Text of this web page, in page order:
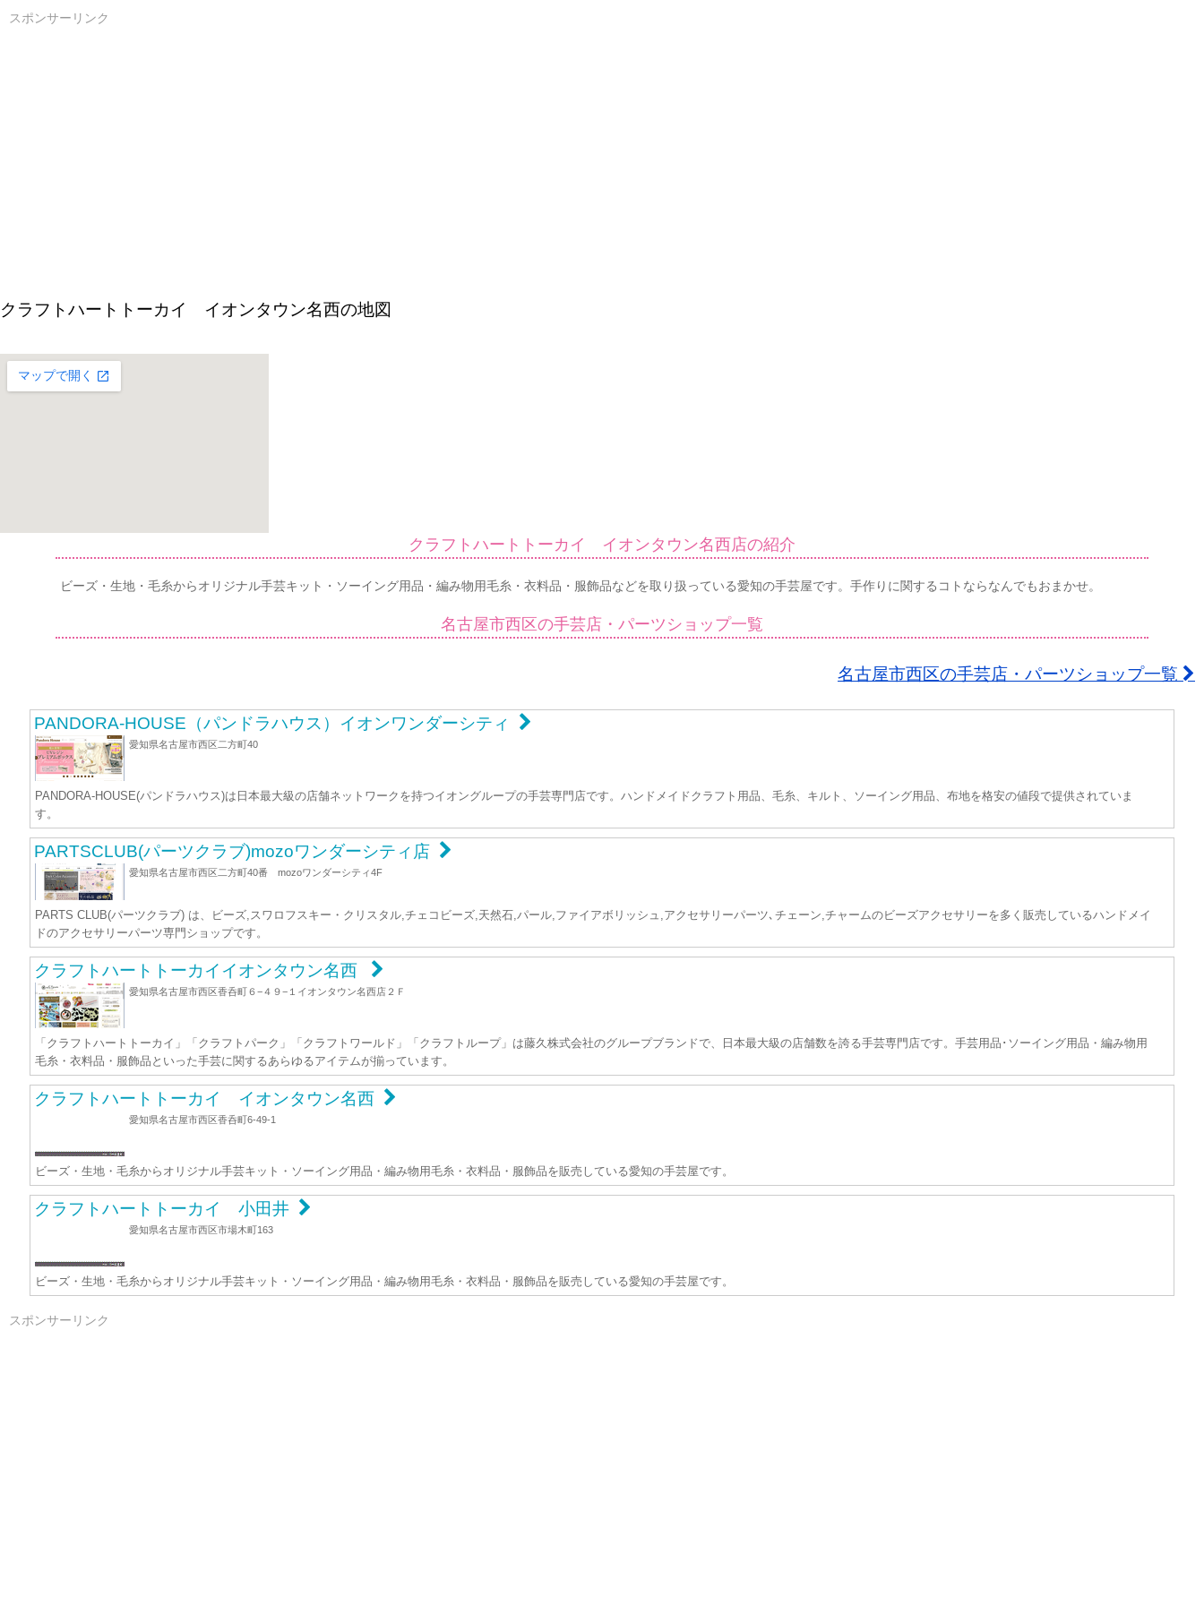
スポンサーリンク
クラフトハートトーカイ イオンタウン名西の地図
クラフトハートトーカイ イオンタウン名西店の紹介
ビーズ・生地・毛糸からオリジナル手芸キット・ソーイング用品・編み物用毛糸・衣料品・服飾品などを取り扱っている愛知の手芸屋です。手作りに関するコトならなんでもおまかせ。
名古屋市西区の手芸店・パーツショップ一覧
名古屋市西区の手芸店・パーツショップ一覧
PANDORA-HOUSE（パンドラハウス）イオンワンダーシティ
愛知県名古屋市西区二方町40
PANDORA-HOUSE(パンドラハウス)は日本最大級の店舗ネットワークを持つイオングループの手芸専門店です。ハンドメイドクラフト用品、毛糸、キルト、ソーイング用品、布地を格安の値段で提供されていま
す。
PARTSCLUB(パーツクラブ)mozoワンダーシティ店
愛知県名古屋市西区二方町40番 mozoワンダーシティ4F
PARTS CLUB(パーツクラブ) は、ビーズ,スワロフスキー・クリスタル,チェコビーズ,天然石,パール,ファイアボリッシュ,アクセサリーパーツ､チェーン,チャームのビーズアクセサリーを多く販売しているハンドメイ
ドのアクセサリーパーツ専門ショップです。
クラフトハートトーカイイオンタウン名西
愛知県名古屋市西区香呑町６−４９−１イオンタウン名西店２Ｆ
「クラフトハートトーカイ」「クラフトパーク」「クラフトワールド」「クラフトループ」は藤久株式会社のグループブランドで、日本最大級の店舗数を誇る手芸専門店です。手芸用品･ソーイング用品・編み物用
毛糸・衣料品・服飾品といった手芸に関するあらゆるアイテムが揃っています。
クラフトハートトーカイ イオンタウン名西
愛知県名古屋市西区香呑町6-49-1
ビーズ・生地・毛糸からオリジナル手芸キット・ソーイング用品・編み物用毛糸・衣料品・服飾品を販売している愛知の手芸屋です。
クラフトハートトーカイ 小田井
愛知県名古屋市西区市場木町163
ビーズ・生地・毛糸からオリジナル手芸キット・ソーイング用品・編み物用毛糸・衣料品・服飾品を販売している愛知の手芸屋です。
スポンサーリンク